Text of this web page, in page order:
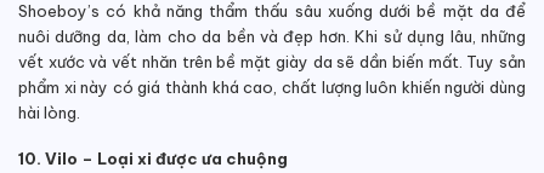
Shoeboy’s có khả năng thẩm thấu sâu xuống dưới bề mặt da để
nuôi dưỡng da, làm cho da bền và đẹp hơn. Khi sử dụng lâu, những
vết xước và vết nhăn trên bề mặt giày da sẽ dần biến mất. Tuy sản
phẩm xi này có giá thành khá cao, chất lượng luôn khiến người dùng
hài lòng.
10. Vilo – Loại xi được ưa chuộng